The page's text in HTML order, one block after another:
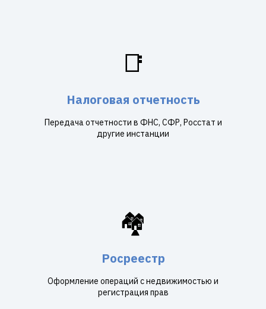
📑
Налоговая отчетность
Передача отчетности в ФНС, СФР, Росстат и
другие инстанции
🏘️
Росреестр
Оформление операций с недвижимостью и
регистрация прав